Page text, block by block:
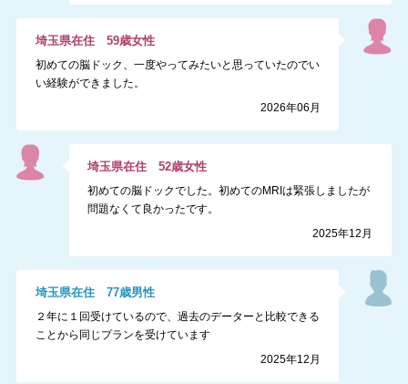
埼玉県在住 59歳女性
初めての脳ドック、一度やってみたいと思っていたのでい
い経験ができました。
2026年06月
埼玉県在住52歳女性
初めての脳ドックでした。初めてのMRIは緊張しましたが
問題なくて良かったです。
2025年12月
埼玉県在住 77歳男性
２年に１回受けているので、過去のデーターと比較できる
ことから同じプランを受けています
2025年12月